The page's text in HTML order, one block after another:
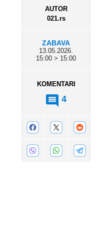
AUTOR
021.rs
ZABAVA
13.05.2026.
15:00 > 15:00
KOMENTARI
4